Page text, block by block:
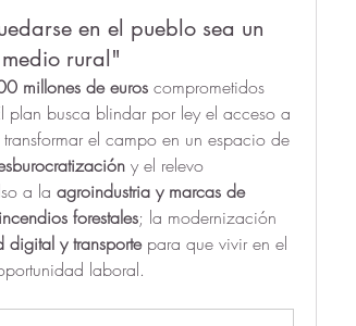
en el pueblo sea un
rural"
millones de euros comprometidos
busca blindar por ley el acceso a
el campo en un espacio de
y el relevo
a la agroindustria y marcas de
incendios forestales; la modernización
digital y transporte para que vivir en el
laboral.